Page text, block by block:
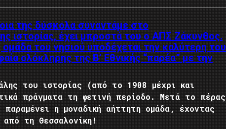
της δύσκολα συναντάμε στο
ιστορίας, έχει μπροστά του ο ΑΠΣ Ζάκυνθος.
του νησιού υποδέχεται την καλύτερη του
ολόκληρης της Β’ Εθνικής “παρέα” με την
του ιστορίας (από το 1908 μέχρι και
πράγματα τη φετινή περίοδο. Μετά το πέρας
η μοναδική αήττητη ομάδα, έχοντας
τη Θεσσαλονίκη!